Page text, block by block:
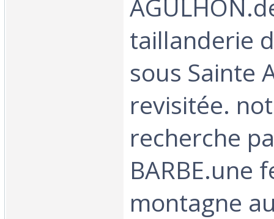
taillanderie
sous Sainte
revisitée.
recherche
BARBE.une
montagne